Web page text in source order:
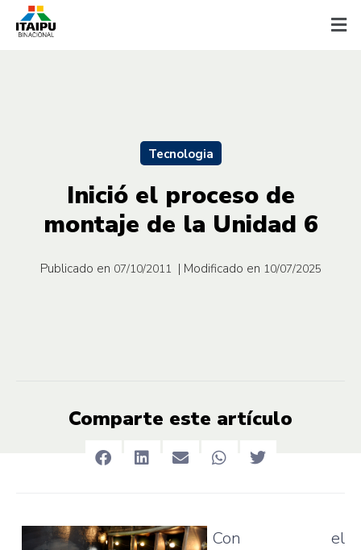
Tecnologia
Inició el proceso de
montaje de la Unidad 6
Publicado en 07/10/2011 | Modificado en 10/07/2025
Comparte este artículo
Con el